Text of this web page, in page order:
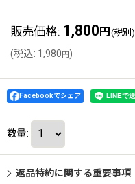
販売価格: 1,800 円 (税別)
(税込: 1,980円)
Facebookでシェア
数量:
返品特約に関する重要事項